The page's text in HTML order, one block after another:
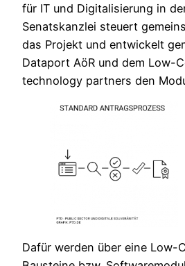
für IT und Digitalisierung in
Senatskanzlei steuert
das Projekt und entwickelt
Dataport AöR und dem Low-
technology partners den
Dafür werden über eine Low-